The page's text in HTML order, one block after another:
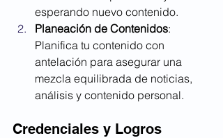
esperando nuevo contenido.
Planeación de Contenidos:
Planifica tu contenido con
antelación para asegurar una
mezcla equilibrada de noticias,
análisis y contenido personal.
Credenciales y Logros